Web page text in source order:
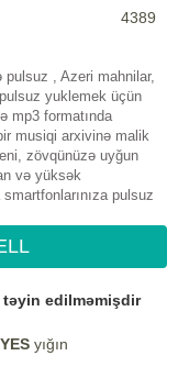
4389
, Azeri mahnilar,
yuklemek üçün
mp3 formatında
musiqi arxivinə malik
zövqünüzə uyğun
və yüksək
pulsuz
edilməmişdir
yığın